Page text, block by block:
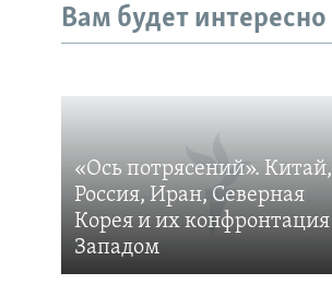
Вам будет интересно
«Ось потрясений». Китай,
Россия, Иран, Северная
Корея и их конфронтация
Западом